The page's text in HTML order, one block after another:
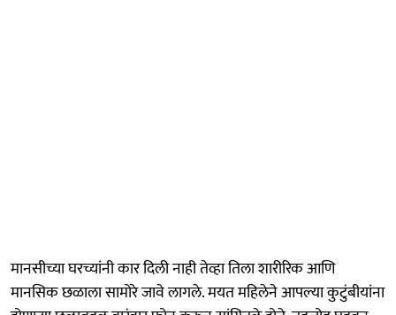
मानसीच्या घरच्यांनी कार दिली नाही तेव्हा तिला शारीरिक आणि
मानसिक छळाला सामोरे जावे लागले. मयत महिलेने आपल्या कुटुंबीयांना